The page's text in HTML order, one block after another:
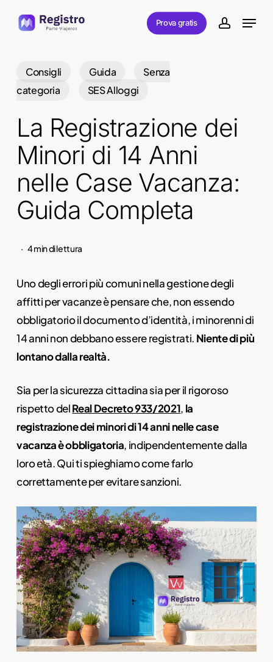
Prova gratis account
Menu
Consigli Guida
Senza
categoria
SES Alloggi
La Registrazione dei
Minori di 14 Anni
nelle Case Vacanza:
Guida Completa
4 min di lettura
Uno degli errori più comuni nella gestione degli
affitti per vacanze è pensare che, non essendo
obbligatorio il documento d’identità, i minorenni di
14 anni non debbano essere registrati. Niente di più
lontano dalla realtà.
Sia per la sicurezza cittadina sia per il rigoroso
rispetto delReal Decreto 933/2021, la
registrazione dei minori di 14 anni nelle case
vacanza è obbligatoria, indipendentemente dalla
loro età. Qui ti spieghiamo come farlo
correttamente per evitare sanzioni.